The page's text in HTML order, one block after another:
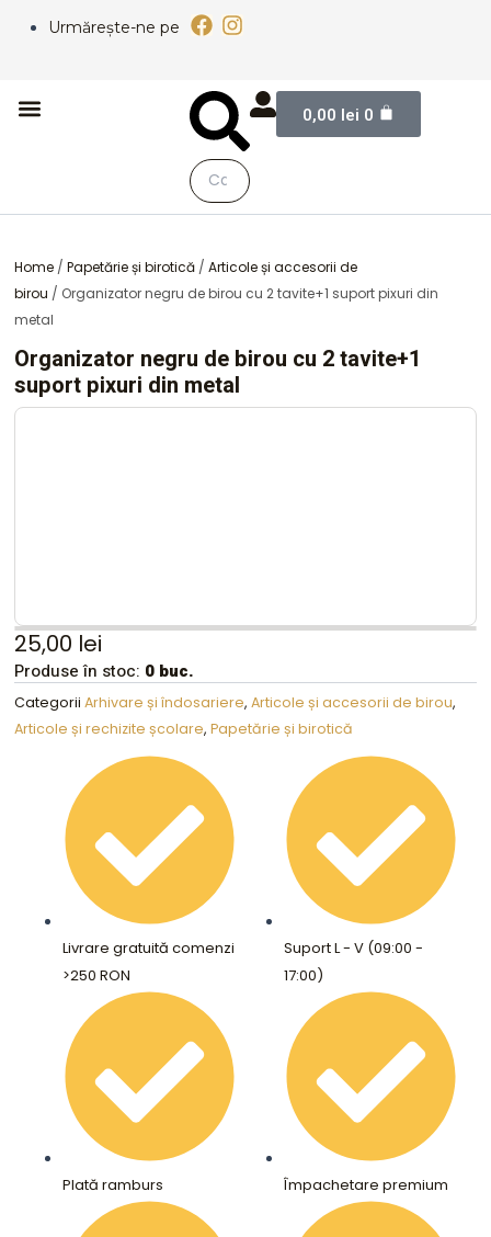
Urmărește-ne pe
F
e
b
o
o
k
I
t
a
g
r
m
Meniu Caută
Caută
search
box.
0,00 lei 0
Cart
Home /Papetărie și birotică /Articole și accesorii de
birou / Organizator negru de birou cu 2 tavite+1 suport pixuri din
metal
Organizator negru de birou cu 2 tavite+1
suport pixuri din metal
25,00 lei
Produse în stoc: 0 buc.
Categorii Arhivare și îndosariere,Articole și accesorii de birou,
Articole și rechizite școlare,Papetărie și birotică
Livrare gratuită comenzi
>250 RON
Plată ramburs
Suport L - V (09:00 -
17:00)
Împachetare premium